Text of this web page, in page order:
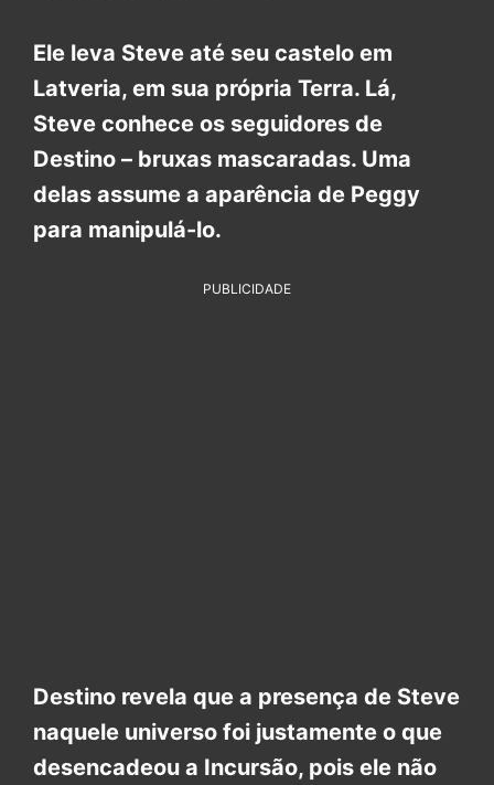
Ele leva Steve até seu castelo em
Latveria, em sua própria Terra. Lá,
Steve conhece os seguidores de
Destino – bruxas mascaradas. Uma
delas assume a aparência de Peggy
para manipulá-lo.
PUBLICIDADE
Destino revela que a presença de Steve
naquele universo foi justamente o que
desencadeou a Incursão, pois ele não